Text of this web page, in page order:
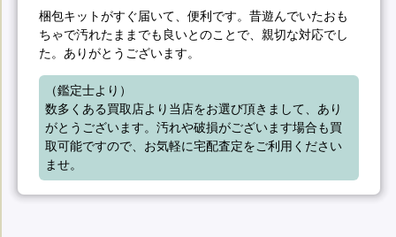
梱包キットがすぐ届いて、便利です。昔遊んでいたおも
ちゃで汚れたままでも良いとのことで、親切な対応でし
た。ありがとうございます。
（鑑定士より）
数多くある買取店より当店をお選び頂きまして、あり
がとうございます。汚れや破損がございます場合も買
取可能ですので、お気軽に宅配査定をご利用ください
ませ。